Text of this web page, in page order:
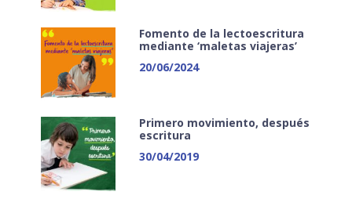
Fomento de la lectoescritura
mediante ‘maletas viajeras’
20/06/2024
Primero movimiento, después
escritura
30/04/2019